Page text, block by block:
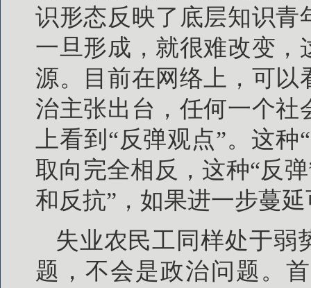
识形态反映了底层知识青
一旦形成，就很难改变
源。目前在网络上，可
治主张出台，任何一个
上看到“反弹观点”。这
取向完全相反，这种“反
和反抗”，如果进一步蔓
失业农民工同样处于弱
题，不会是政治问题。